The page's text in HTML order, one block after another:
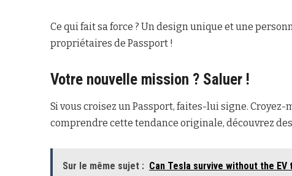
Ce qui fait sa force ? Un design unique et une
propriétaires de Passport !
Votre nouvelle mission ? Saluer !
Si vous croisez un Passport, faites-lui signe. Croyez-
comprendre cette tendance originale, découvrez
Sur le même sujet : Can Tesla survive without the